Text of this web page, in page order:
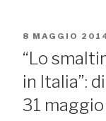
PUBBLICATO
IL
8 MAGGIO
“Lo
in Italia”:
31 maggio